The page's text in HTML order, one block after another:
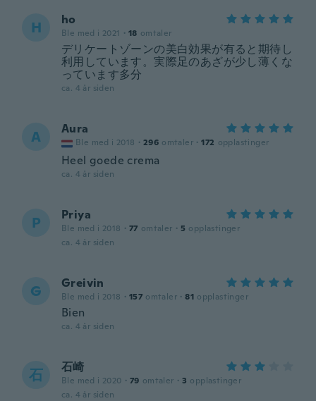
H ho
Ble med i 2021 · 18 omtaler
デリケートゾーンの美白効果が有ると期待し
利用しています。実際足のあざが少し薄くな
っています多分
ca. 4 år siden
A Aura
Ble med i 2018 · 296 omtaler · 172 opplastinger
Heel goede crema
ca. 4 år siden
P Priya
Ble med i 2018 · 77 omtaler · 5 opplastinger
ca. 4 år siden
G Greivin
Ble med i 2018 · 157 omtaler · 81 opplastinger
Bien
ca. 4 år siden
石 石崎
Ble med i 2020 · 79 omtaler · 3 opplastinger
ca. 4 år siden